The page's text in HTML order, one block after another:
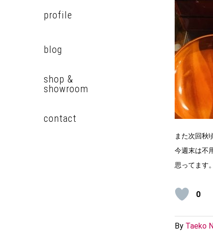
profile
blog
shop &
showroom
contact
また次回秋
今週末は不
思ってます。
0
By Taeko